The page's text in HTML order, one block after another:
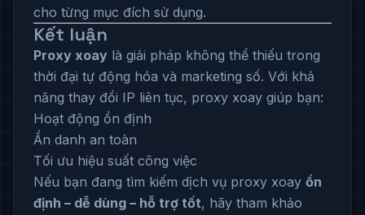
cho từng mục đích sử dụng.
Kết luận
Proxy xoay là giải pháp không thể thiếu trong
thời đại tự động hóa và marketing số. Với khả
năng thay đổi IP liên tục, proxy xoay giúp bạn:
Hoạt động ổn định
Ẩn danh an toàn
Tối ưu hiệu suất công việc
Nếu bạn đang tìm kiếm dịch vụ proxy xoay ổn
định – dễ dùng – hỗ trợ tốt, hãy tham khảo